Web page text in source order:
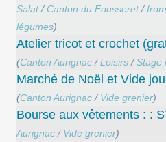
Salat/ Canton du Fousseret/
légumes)
Atelier tricot et crochet
(Canton Aurignac /Loisirs /Stage
Marché de Noël et Vide
(Canton Aurignac / Vide grenier)
Bourse aux vêtements : :
Aurignac / Vide grenier)